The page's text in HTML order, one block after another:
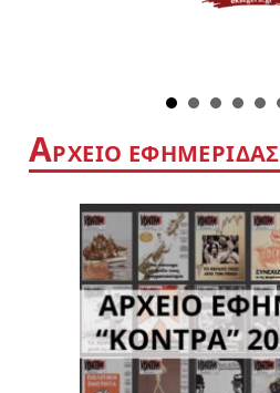
ΑΡΧΕΙΟ ΕΦΗΜΕΡΙΔΑΣ